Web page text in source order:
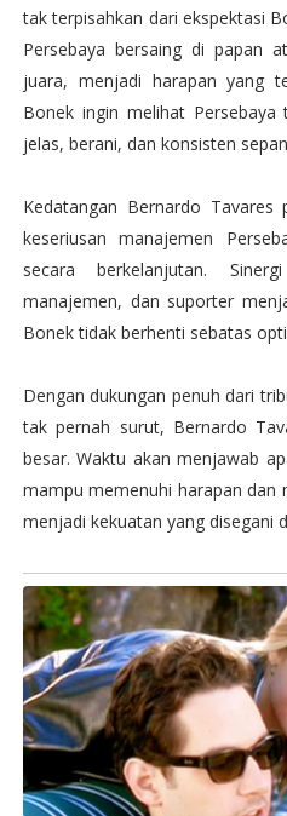
tak terpisahkan dari ekspektasi
Persebaya bersaing di papan
juara, menjadi harapan yang
Bonek ingin melihat
jelas, berani, dan konsisten
Kedatangan Bernardo Tavares
keseriusan manajemen
secara berkelanjutan.
manajemen, dan suporter
Bonek tidak berhenti sebatas
Dengan dukungan penuh dari
tak pernah surut, Bernardo
besar. Waktu akan menjawab
mampu memenuhi harapan dan
menjadi kekuatan yang disegani